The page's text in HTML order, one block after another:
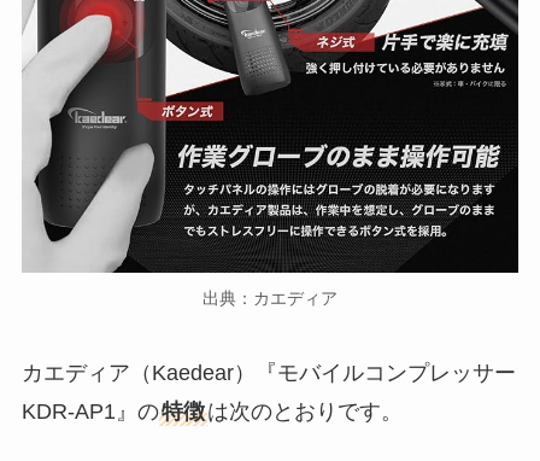
出典：カエディア
カエディア（Kaedear）『モバイルコンプレッサー
KDR-AP1』の特徴は次のとおりです。